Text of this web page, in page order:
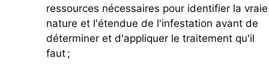
ressources nécessaires pour identifier la vraie
nature et l'étendue de l'infestation avant de
déterminer et d'appliquer le traitement qu'il
faut ;